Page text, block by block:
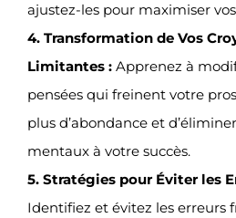
ajustez-les pour maximiser
4. Transformation de Vos
Limitantes : Apprenez à
pensées qui freinent votre
plus d’abondance et
mentaux à votre succès.
5. Stratégies pour Éviter les
Identifiez et évitez les erreurs